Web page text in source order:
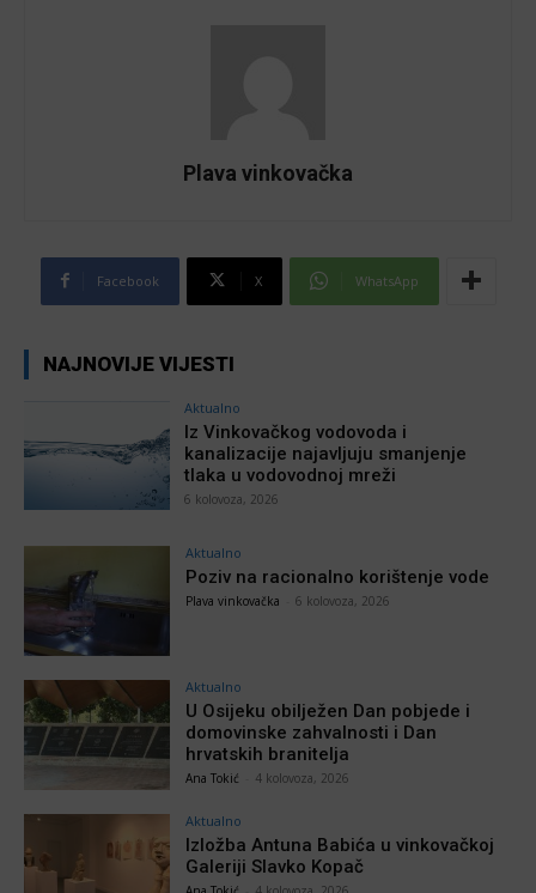
Plava vinkovačka
Facebook X WhatsApp
NAJNOVIJE VIJESTI
Aktualno
Iz Vinkovačkog vodovoda i
kanalizacije najavljuju smanjenje
tlaka u vodovodnoj mreži
6 kolovoza, 2026
Aktualno
Poziv na racionalno korištenje vode
Plava vinkovačka 6 kolovoza, 2026
Aktualno
U Osijeku obilježen Dan pobjede i
domovinske zahvalnosti i Dan
hrvatskih branitelja
Ana Tokić 4 kolovoza, 2026
Aktualno
Izložba Antuna Babića u vinkovačkoj
Galeriji Slavko Kopač